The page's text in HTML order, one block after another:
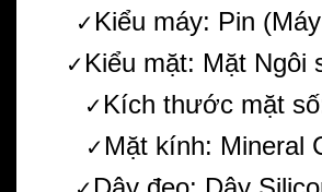
✓ Kiểu máy: Pin
✓ Kiểu mặt: Mặt Ngôi
✓ Kích thước mặt
✓ Mặt kính: Mineral